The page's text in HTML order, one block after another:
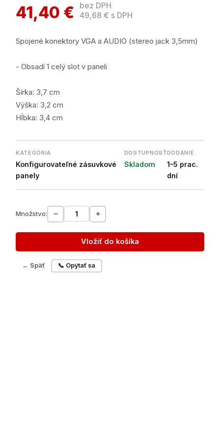
41,40 €
bez DPH
49,68 € s DPH
Spojené konektory VGA a AUDIO (stereo jack 3,5mm)
- Obsadí 1 celý slot v paneli
Šírka: 3,7 cm
Výška: 3,2 cm
Hĺbka: 3,4 cm
KATEGÓRIA
Konfigurovateľné zásuvkové
panely
DOSTUPNOSŤ
Skladom
DODANIE
1–5 prac.
dní
Množstvo: − +
Vložiť do košíka
← Späť 📞 Opýtať sa